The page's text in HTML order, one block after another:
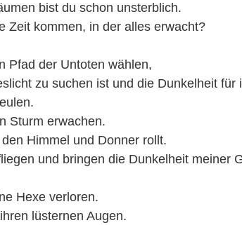
bist du schon unsterblich.
Zeit kommen, in der alles erwacht?
Pfad der Untoten wählen,
zu suchen ist und die Dunkelheit für
Sturm erwachen.
Himmel und Donner rollt.
und bringen die Dunkelheit meiner
Hexe verloren.
lüsternen Augen.